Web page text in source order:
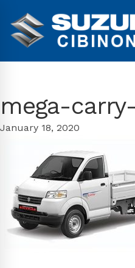
mega-
January 18, 2020